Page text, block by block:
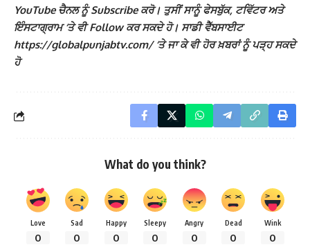
YouTube ਚੈਨਲ ਨੂੰ Subscribe ਕਰੋ। ਤੁਸੀਂ ਸਾਨੂੰ ਫੇਸਬੁੱਕ, ਟਵਿੱਟਰ ਅਤੇ
ਇੰਸਟਾਗ੍ਰਾਮ ‘ਤੇ ਵੀ Follow ਕਰ ਸਕਦੇ ਹੋ। ਸਾਡੀ ਵੈੱਬਸਾਈਟ
https://globalpunjabtv.com/ ‘ਤੇ ਜਾ ਕੇ ਵੀ ਹੋਰ ਖ਼ਬਰਾਂ ਨੂੰ ਪੜ੍ਹ ਸਕਦੇ
ਹੋ
What do you think?
Love
0
Sad
0
Happy
0
Sleepy
0
Angry
0
Dead
0
Wink
0